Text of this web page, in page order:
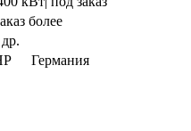
более
Германия